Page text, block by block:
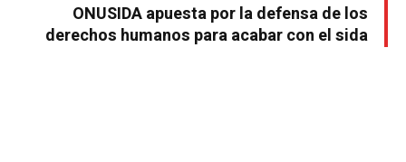
ONUSIDA apuesta por la defensa de los
derechos humanos para acabar con el sida